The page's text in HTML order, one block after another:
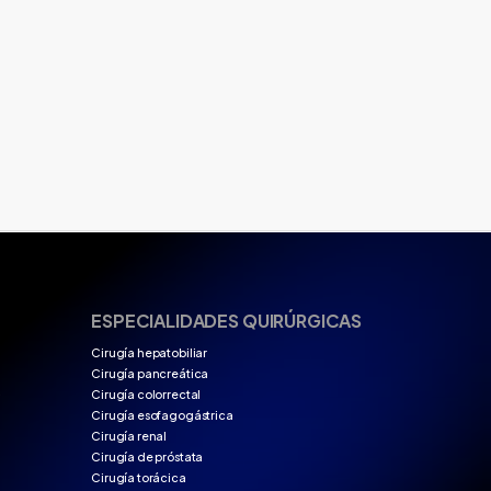
ESPECIALIDADES QUIRÚRGICAS
Cirugía hepatobiliar
Cirugía pancreática
Cirugía colorrectal
Cirugía esofagogástrica
Cirugía renal
Cirugía de próstata
Cirugía torácica